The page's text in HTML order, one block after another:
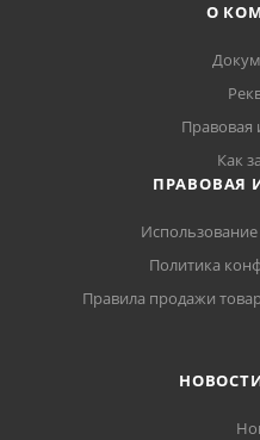
О
Как
ПРАВОВАЯ
Политика
Правила продажи